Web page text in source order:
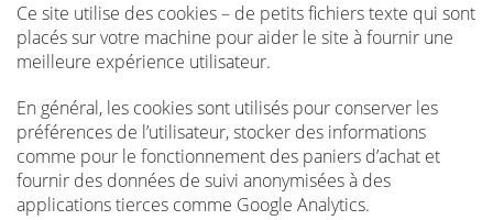
Ce site utilise des cookies – de petits fichiers texte qui sont
placés sur votre machine pour aider le site à fournir une
meilleure expérience utilisateur.
En général, les cookies sont utilisés pour conserver les
préférences de l’utilisateur, stocker des informations
comme pour le fonctionnement des paniers d’achat et
fournir des données de suivi anonymisées à des
applications tierces comme Google Analytics.